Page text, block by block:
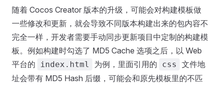
随着 Cocos Creator 版本的升级，可能会对构建模板做
一些修改和更新，就会导致不同版本构建出来的包内容不
完全一样，开发者需要手动同步更新项目中定制的构建模
板。例如构建时勾选了 MD5 Cache 选项之后，以 Web
平台的
index.html 为例，里面引用的 css
文件地
址会带有 MD5 Hash 后缀，可能会和原先模板里的不匹